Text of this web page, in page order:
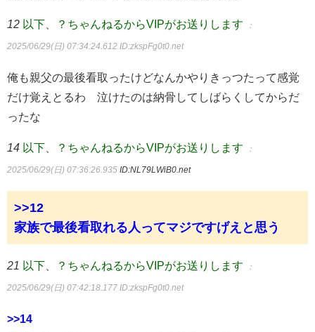
12 以下、？ちゃんねるからVIPがお送りします ：
2025/06/29(日) 07:34:24.612 ID:zkspFg0t0.net
俺も親父の最後看取ったけどなんかやりきっつたって感覚
だけ覚えとるわ 泣けたのは納骨してしばらくしてからだ
ったな
14 以下、？ちゃんねるからVIPがお送りします ：
2025/06/29(日) 07:36:26.935 ID:NL79LWiB0.net
>>12
家族で最後看取れる人ってマジですげえと思う
21 以下、？ちゃんねるからVIPがお送りします ：
2025/06/29(日) 07:42:18.177 ID:zkspFg0t0.net
>>14